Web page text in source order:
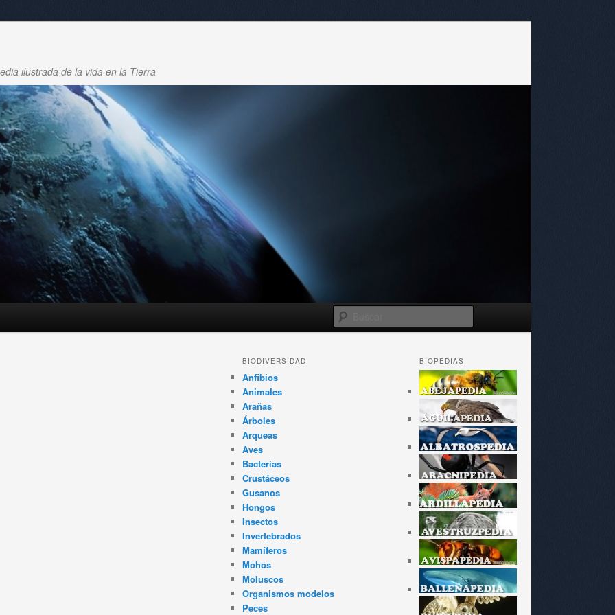
ilustrada de la vida en la Tierra
Navegador
de
artículos
BIOPEDIAS
BIODIVERSIDAD
Anfibios
Animales
Arañas
Árboles
Arqueas
Aves
Bacterias
Crustáceos
Gusanos
Hongos
Insectos
Invertebrados
Mamíferos
Mohos
Moluscos
Organismos modelos
Peces